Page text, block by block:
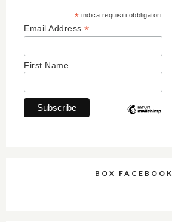
* indica requisiti obbligatori
Email Address *
First Name
BOX FACEBOOK